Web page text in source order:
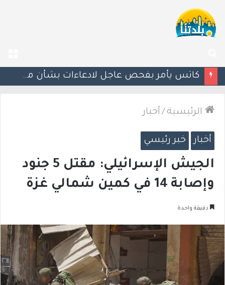
عن
إستعدوا : موجة حر جديدة تضرب البلاد
الرئيسية / أخبار
أخبار خبر رئيسي
الجيش الإسرائيلي: مقتل 5 جنود
وإصابة 14 في كمين شمالي غزة
دقيقة واحدة